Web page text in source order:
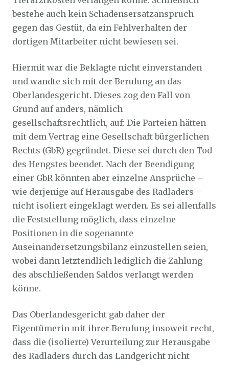
bestehe auch kein Schadensersatzanspruch
gegen das Gestüt, da ein Fehlverhalten der
dortigen Mitarbeiter nicht bewiesen sei.
Hiermit war die Beklagte nicht einverstanden
und wandte sich mit der Berufung an das
Oberlandesgericht. Dieses zog den Fall von
Grund auf anders, nämlich
gesellschaftsrechtlich, auf: Die Parteien hätten
mit dem Vertrag eine Gesellschaft bürgerlichen
Rechts (GbR) gegründet. Diese sei durch den Tod
des Hengstes beendet. Nach der Beendigung
einer GbR könnten aber einzelne Ansprüche –
wie derjenige auf Herausgabe des Radladers –
nicht isoliert eingeklagt werden. Es sei allenfalls
die Feststellung möglich, dass einzelne
Positionen in die sogenannte
Auseinandersetzungsbilanz einzustellen seien,
wobei dann letztendlich lediglich die Zahlung
des abschließenden Saldos verlangt werden
könne.
Das Oberlandesgericht gab daher der
Eigentümerin mit ihrer Berufung insoweit recht,
dass die (isolierte) Verurteilung zur Herausgabe
des Radladers durch das Landgericht nicht